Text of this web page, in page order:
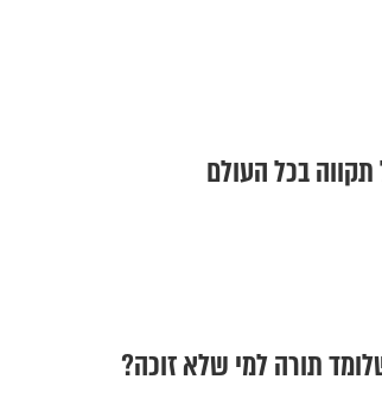
בכל העולם
תורה למי שלא זוכה?